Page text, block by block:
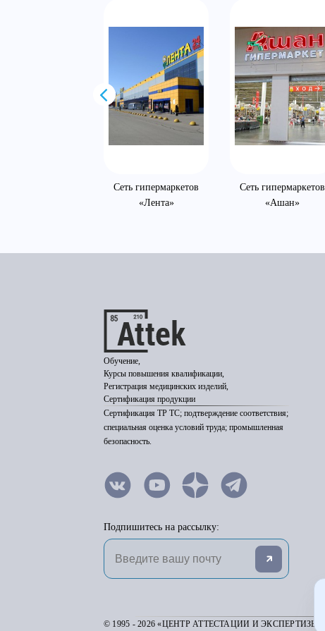
Сеть гипермаркетов
«Лента»
Сеть гипермаркетов
«Ашан»
Обучение,
Курсы повышения квалификации,
Регистрация медицинских изделий,
Сертификация продукции
Сертификация ТР ТС; подтверждение соответствия;
специальная оценка условий труда; промышленная
безопасность.
Подпишитесь на рассылку:
© 1995 - 2026 «ЦЕНТР АТТЕСТАЦИИ И ЭКСПЕРТИЗЫ»